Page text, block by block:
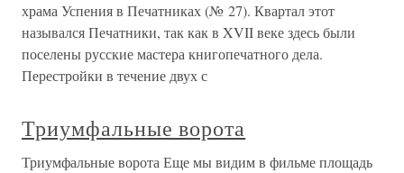
храма Успения в Печатниках (№ 27). Квартал этот
назывался Печатники, так как в XVII веке здесь были
поселены русские мастера книгопечатного дела.
Перестройки в течение двух с
Триумфальные ворота
Триумфальные ворота Еще мы видим в фильме площадь